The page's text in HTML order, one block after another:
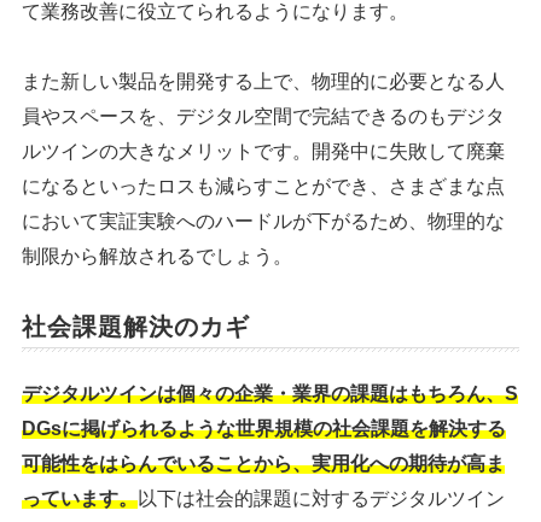
て業務改善に役立てられるようになります。
また新しい製品を開発する上で、物理的に必要となる人
員やスペースを、デジタル空間で完結できるのもデジタ
ルツインの大きなメリットです。開発中に失敗して廃棄
になるといったロスも減らすことができ、さまざまな点
において実証実験へのハードルが下がるため、物理的な
制限から解放されるでしょう。
社会課題解決のカギ
デジタルツインは個々の企業・業界の課題はもちろん、S
DGsに掲げられるような世界規模の社会課題を解決する
可能性をはらんでいることから、実用化への期待が高ま
っています。以下は社会的課題に対するデジタルツイン